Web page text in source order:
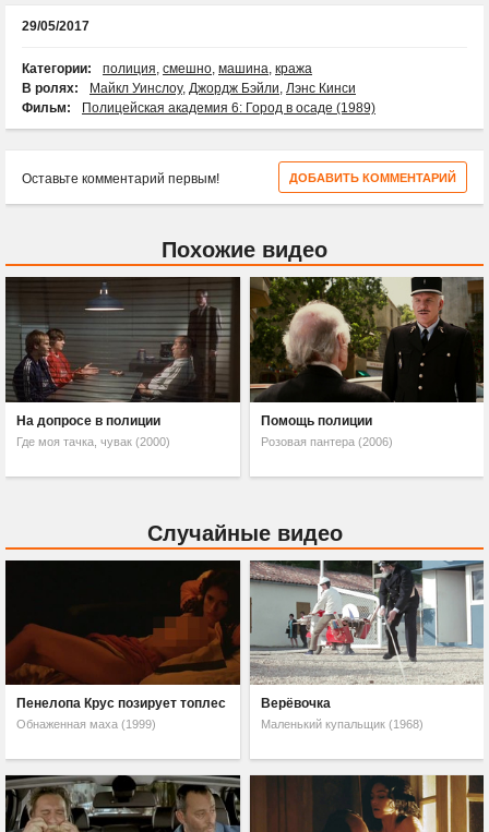
29/05/2017
Категории: полиция, смешно, машина, кража
В ролях:
Майкл Уинслоу, Джордж Бэйли, Лэнс Кинси
Фильм:
Полицейская академия 6: Город в осаде (1989)
ДОБАВИТЬ КОММЕНТАРИЙ
Оставьте комментарий первым!
Похожие видео
На допросе в полиции
Где моя тачка, чувак (2000)
Помощь полиции
Розовая пантера (2006)
Случайные видео
Пенелопа Крус позирует топлес
Обнаженная маха (1999)
Верёвочка
Маленький купальщик (1968)